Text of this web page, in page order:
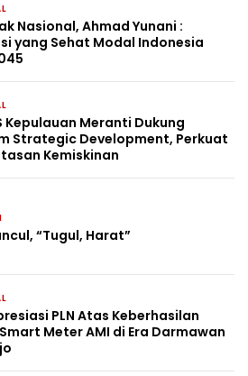
Nasional, Ahmad Yunani :
yang Sehat Modal Indonesia
Kepulauan Meranti Dukung
Strategic Development, Perkuat
Kemiskinan
“Tugul, Harat”
PLN Atas Keberhasilan
Meter AMI di Era Darmawan